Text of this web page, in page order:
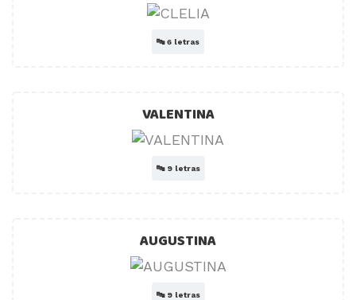
🔤6 letras
VALENTINA
🔤 9 letras
AUGUSTINA
🔤 9 letras